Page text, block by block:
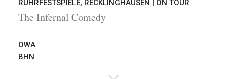
RUHRFESTSPIELE, RECKLINGHAUSEN | ON TOUR
The Infernal Comedy
OWA
BHN